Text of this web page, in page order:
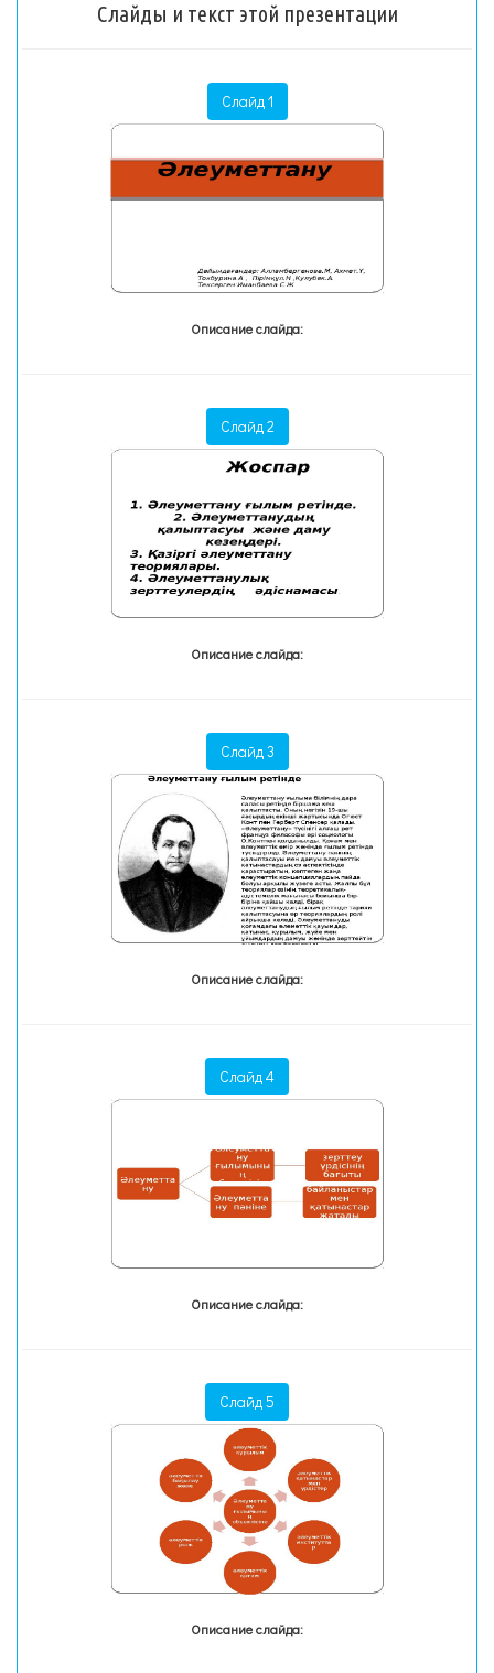
Слайды и текст этой презентации
Слайд 1
Описание слайда:
Слайд 2
Описание слайда:
Слайд 3
Описание слайда:
Слайд 4
Описание слайда:
Слайд 5
Описание слайда: